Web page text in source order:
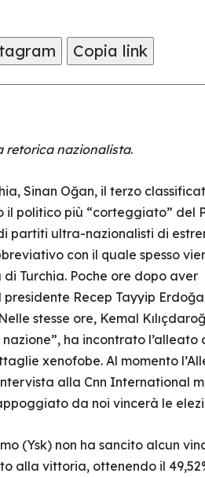
Copia link
retorica nazionalista.
Sinan Oğan, il terzo
politico più “corteggiato” del
partiti ultra-nazionalisti di
con il quale spesso
Turchia. Poche ore dopo aver
Recep Tayyip
stesse ore, Kemal
ha incontrato l’alleato
xenofobe. Al momento
alla Cnn International
da noi vincerà le
(Ysk) non ha sancito alcun
alla vittoria, ottenendo il